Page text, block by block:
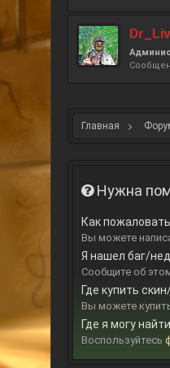
Главная
Нужна
Как
Вы можете
Я нашел баг/
Сообщите об
Где купить
Вы можете
Где я могу
Воспользуйтесь